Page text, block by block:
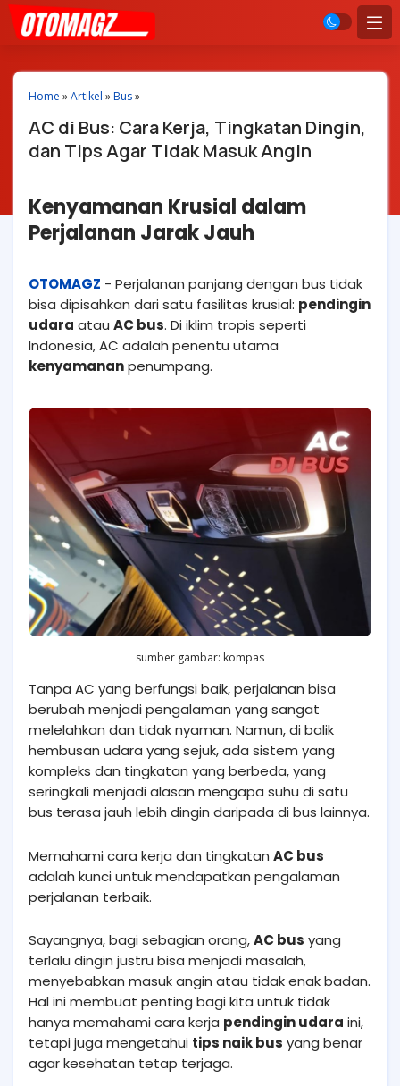
Home »Artikel »Bus»
AC di Bus: Cara Kerja, Tingkatan Dingin,
dan Tips Agar Tidak Masuk Angin
Kenyamanan Krusial dalam
Perjalanan Jarak Jauh
OTOMAGZ - Perjalanan panjang dengan bus tidak
bisa dipisahkan dari satu fasilitas krusial: pendingin
udara atau AC bus. Di iklim tropis seperti
Indonesia, AC adalah penentu utama
kenyamananpenumpang.
sumber gambar: kompas
Tanpa AC yang berfungsi baik, perjalanan bisa
berubah menjadi pengalaman yang sangat
melelahkan dan tidak nyaman. Namun, di balik
hembusan udara yang sejuk, ada sistem yang
kompleks dan tingkatan yang berbeda, yang
seringkali menjadi alasan mengapa suhu di satu
bus terasa jauh lebih dingin daripada di bus lainnya.
Memahami cara kerja dan tingkatan AC bus
adalah kunci untuk mendapatkan pengalaman
perjalanan terbaik.
Sayangnya, bagi sebagian orang,AC bus yang
terlalu dingin justru bisa menjadi masalah,
menyebabkan masuk angin atau tidak enak badan.
Hal ini membuat penting bagi kita untuk tidak
hanya memahami cara kerja pendingin udara ini,
tetapi juga mengetahui tips naik bus yang benar
agar kesehatan tetap terjaga.